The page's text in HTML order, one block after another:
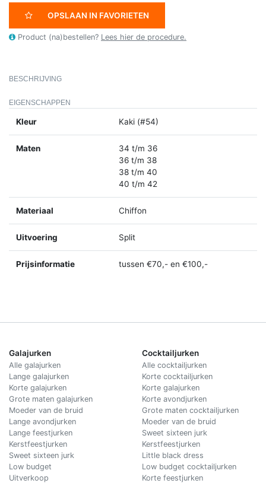
OPSLAAN IN FAVORIETEN
Product (na)bestellen? Lees hier de procedure.
BESCHRIJVING
EIGENSCHAPPEN
Kleur Kaki (#54)
Maten
34 t/m 36
36 t/m 38
38 t/m 40
40 t/m 42
Materiaal Chiffon
Uitvoering Split
Prijsinformatie tussen €70,- en €100,-
Galajurken
Alle galajurken
Lange galajurken
Korte galajurken
Grote maten galajurken
Moeder van de bruid
Lange avondjurken
Lange feestjurken
Kerstfeestjurken
Sweet sixteen jurk
Low budget
Uitverkoop
Cocktailjurken
Alle cocktailjurken
Korte cocktailjurken
Korte galajurken
Korte avondjurken
Grote maten cocktailjurken
Moeder van de bruid
Sweet sixteen jurk
Kerstfeestjurken
Little black dress
Low budget cocktailjurken
Korte feestjurken